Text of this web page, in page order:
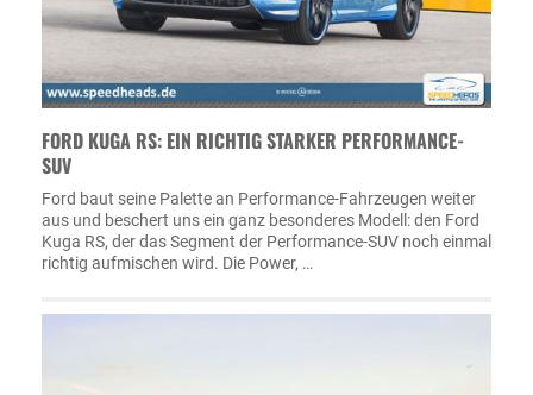
FORD KUGA RS: EIN RICHTIG STARKER PERFORMANCE-
SUV
Ford baut seine Palette an Performance-Fahrzeugen weiter
aus und beschert uns ein ganz besonderes Modell: den Ford
Kuga RS, der das Segment der Performance-SUV noch einmal
richtig aufmischen wird. Die Power, …